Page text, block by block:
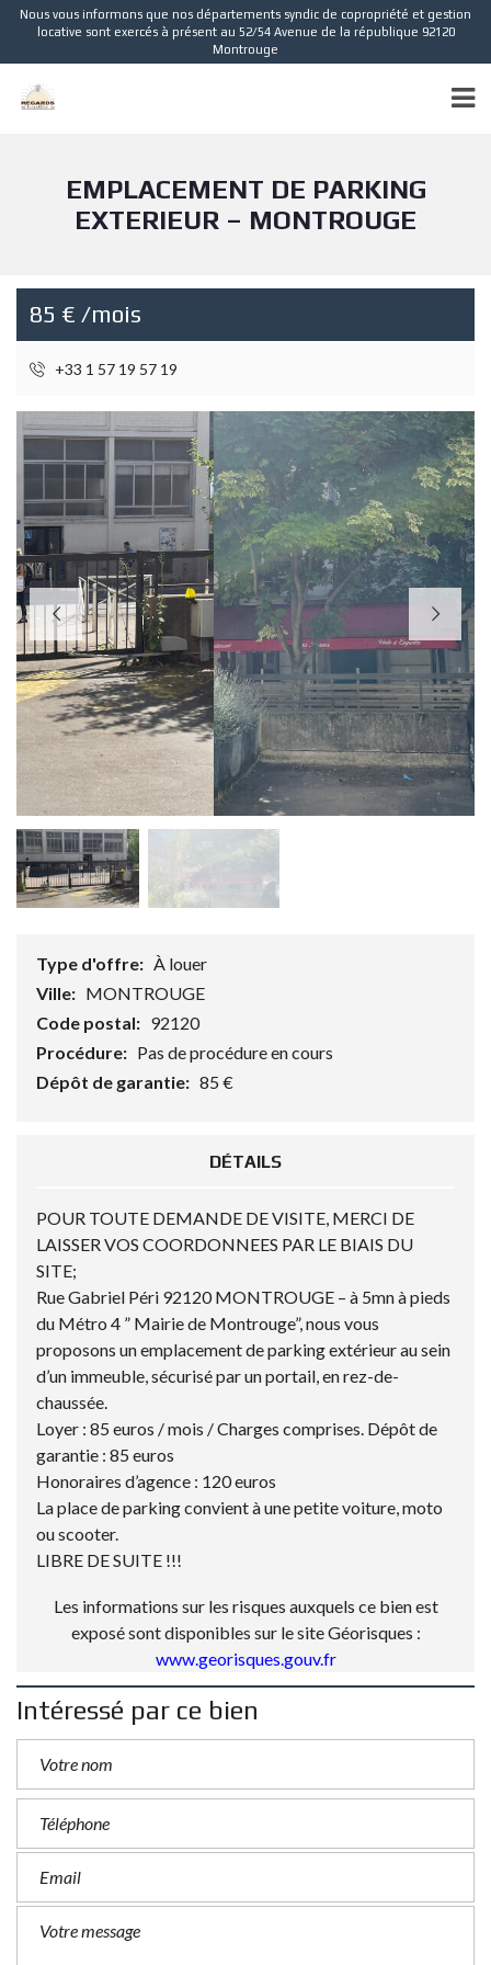
Nous vous informons que nos départements syndic de copropriété et gestion
locative sont exercés à présent au 52/54 Avenue de la république 92120
Montrouge
EMPLACEMENT DE PARKING
EXTERIEUR – MONTROUGE
85 € /mois
+33 1 57 19 57 19
Type d'offre: À louer
Ville: MONTROUGE
Code postal: 92120
Procédure: Pas de procédure en cours
Dépôt de garantie: 85 €
DÉTAILS
POUR TOUTE DEMANDE DE VISITE, MERCI DE
LAISSER VOS COORDONNEES PAR LE BIAIS DU
SITE;
Rue Gabriel Péri 92120 MONTROUGE – à 5mn à pieds
du Métro 4 ” Mairie de Montrouge”, nous vous
proposons un emplacement de parking extérieur au sein
d’un immeuble, sécurisé par un portail, en rez-de-
chaussée.
Loyer : 85 euros / mois / Charges comprises. Dépôt de
garantie : 85 euros
Honoraires d’agence : 120 euros
La place de parking convient à une petite voiture, moto
ou scooter.
LIBRE DE SUITE !!!
Les informations sur les risques auxquels ce bien est
exposé sont disponibles sur le site Géorisques :
www.georisques.gouv.fr
Intéressé par ce bien
P
e
s